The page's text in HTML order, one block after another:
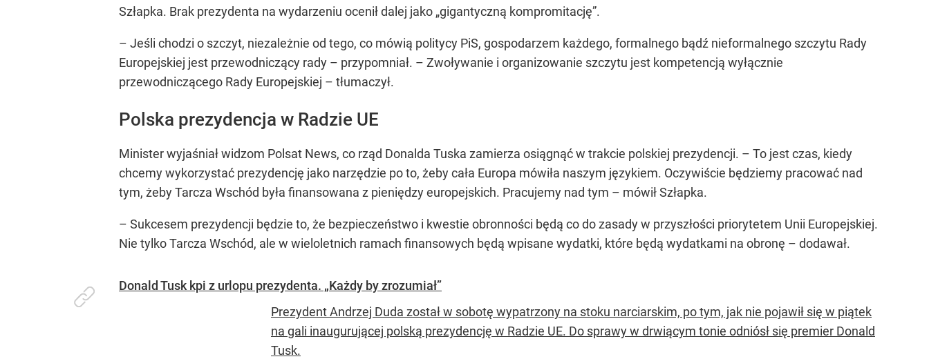
Szłapka. Brak prezydenta na wydarzeniu ocenił dalej jako „gigantyczną kompromitację”.
– Jeśli chodzi o szczyt, niezależnie od tego, co mówią politycy PiS, gospodarzem każdego, formalnego bądź nieformalnego szczytu Rady
Europejskiej jest przewodniczący rady – przypomniał. – Zwoływanie i organizowanie szczytu jest kompetencją wyłącznie
przewodniczącego Rady Europejskiej – tłumaczył.
Polska prezydencja w Radzie UE
Minister wyjaśniał widzom Polsat News, co rząd Donalda Tuska zamierza osiągnąć w trakcie polskiej prezydencji. – To jest czas, kiedy
chcemy wykorzystać prezydencję jako narzędzie po to, żeby cała Europa mówiła naszym językiem. Oczywiście będziemy pracować nad
tym, żeby Tarcza Wschód była finansowana z pieniędzy europejskich. Pracujemy nad tym – mówił Szłapka.
– Sukcesem prezydencji będzie to, że bezpieczeństwo i kwestie obronności będą co do zasady w przyszłości priorytetem Unii Europejskiej.
Nie tylko Tarcza Wschód, ale w wieloletnich ramach finansowych będą wpisane wydatki, które będą wydatkami na obronę – dodawał.
Donald Tusk kpi z urlopu prezydenta. „Każdy by zrozumiał”
Prezydent Andrzej Duda został w sobotę wypatrzony na stoku narciarskim, po tym, jak nie pojawił się w piątek
na gali inaugurującej polską prezydencję w Radzie UE. Do sprawy w drwiącym tonie odniósł się premier Donald
Tusk.